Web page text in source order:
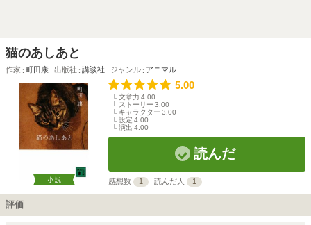
猫のあしあと
作家 町田康 出版社 講談社 ジャンル アニマル
小説
5.00
文章力 4.00
ストーリー 3.00
キャラクター 3.00
設定 4.00
演出 4.00
読んだ
感想数 1 読んだ人 1
評価